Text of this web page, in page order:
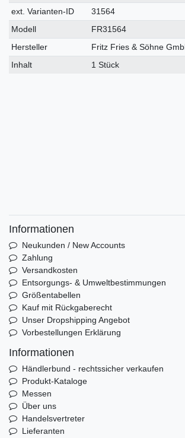
Merkmal
ext. Varianten-ID
31564
Modell
FR31564
Hersteller
Fritz Fries & Söhne
Inhalt
1 Stück
Informationen
Neukunden / New Accounts
Zahlung
Versandkosten
Entsorgungs- & Umweltbestimmungen
Größentabellen
Kauf mit Rückgaberecht
Unser Dropshipping Angebot
Vorbestellungen Erklärung
Informationen
Händlerbund - rechtssicher verkaufen
Produkt-Kataloge
Messen
Über uns
Handelsvertreter
Lieferanten